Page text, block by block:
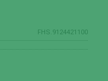
FHS.9124421100